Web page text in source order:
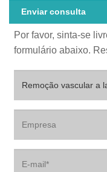
Enviar consulta
Por favor, sinta-se
formulário abaixo.